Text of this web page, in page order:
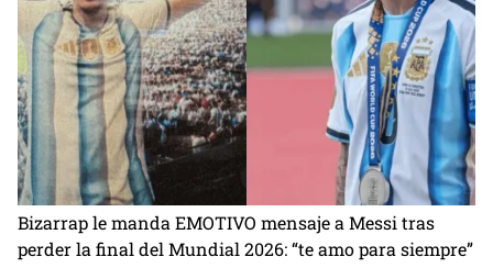
Bizarrap le manda EMOTIVO mensaje a Messi tras
perder la final del Mundial 2026: “te amo para siempre”